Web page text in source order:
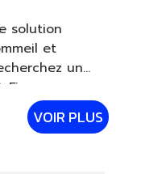
solution
et
pour
votre
VOIR PLUS